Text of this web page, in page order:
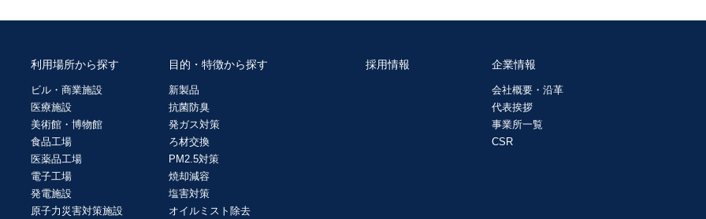
利用場所から探す
ビル・商業施設
医療施設
美術館・博物館
食品工場
医薬品工場
電子工場
発電施設
原子力災害対策施設
目的・特徴から探す
新製品
抗菌防臭
発ガス対策
ろ材交換
PM2.5対策
焼却減容
塩害対策
オイルミスト除去
採用情報 企業情報
会社概要・沿革
代表挨拶
事業所一覧
CSR